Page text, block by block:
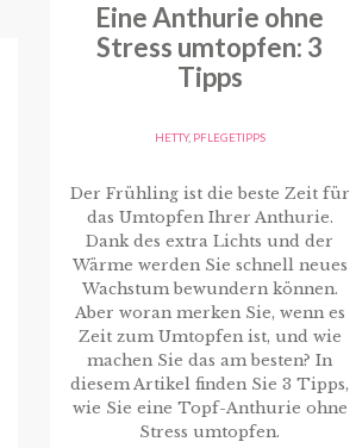
Eine Anthurie ohne
Stress umtopfen: 3
Tipps
HETTY, PFLEGETIPPS
Der Frühling ist die beste Zeit für
das Umtopfen Ihrer Anthurie.
Dank des extra Lichts und der
Wärme werden Sie schnell neues
Wachstum bewundern können.
Aber woran merken Sie, wenn es
Zeit zum Umtopfen ist, und wie
machen Sie das am besten? In
diesem Artikel finden Sie 3 Tipps,
wie Sie eine Topf-Anthurie ohne
Stress umtopfen.